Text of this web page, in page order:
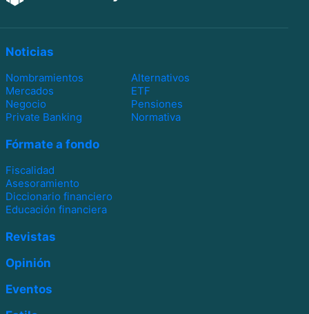
Noticias
Nombramientos
Alternativos
Mercados
ETF
Negocio
Pensiones
Private Banking
Normativa
Fórmate a fondo
Fiscalidad
Asesoramiento
Diccionario financiero
Educación financiera
Revistas
Opinión
Eventos